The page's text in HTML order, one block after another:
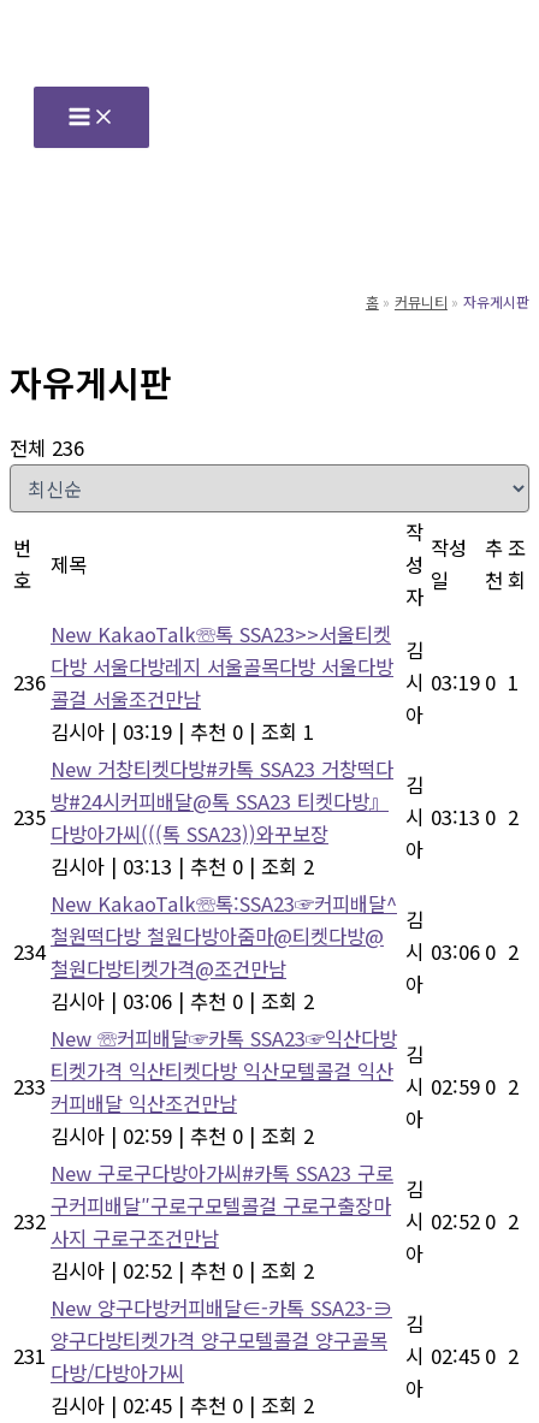
홈 커뮤니티 자유게시판
자유게시판
전체 236
번
호
제목
작
성
자
작성
일
추
천
조
회
236
New KakaoTalk☏톡 SSA23>>서울티켓
다방 서울다방레지 서울골목다방 서울다방
콜걸 서울조건만남
김시아 | 03:19 | 추천 0 | 조회 1
김
시
아
03:19 0 1
235
New 거창티켓다방#카톡 SSA23 거창떡다
방#24시커피배달@톡 SSA23 티켓다방』
다방아가씨(((톡 SSA23))와꾸보장
김시아 | 03:13 | 추천 0 | 조회 2
김
시
아
03:13 0 2
234
New KakaoTalk☏톡:SSA23☞커피배달^
철원떡다방 철원다방아줌마@티켓다방@
철원다방티켓가격@조건만남
김시아 | 03:06 | 추천 0 | 조회 2
김
시
아
03:06 0 2
233
New ☏커피배달☞카톡 SSA23☞익산다방
티켓가격 익산티켓다방 익산모텔콜걸 익산
커피배달 익산조건만남
김시아 | 02:59 | 추천 0 | 조회 2
김
시
아
02:59 0 2
232
New 구로구다방아가씨#카톡 SSA23 구로
구커피배달″구로구모텔콜걸 구로구출장마
사지 구로구조건만남
김시아 | 02:52 | 추천 0 | 조회 2
김
시
아
02:52 0 2
231
New 양구다방커피배달∈-카톡 SSA23-∋
양구다방티켓가격 양구모텔콜걸 양구골목
다방/다방아가씨
김시아 | 02:45 | 추천 0 | 조회 2
김
시
아
02:45 0 2